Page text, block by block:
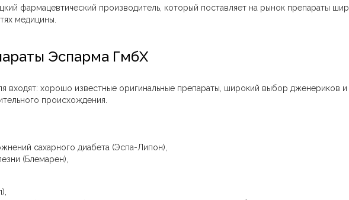
фармацевтический производитель, который поставляет на рынок препараты
медицины.
Эспарма ГмбХ
входят: хорошо известные оригинальные препараты, широкий выбор дженериков и
происхождения.
сахарного диабета (Эспа-Липон),
(Блемарен),